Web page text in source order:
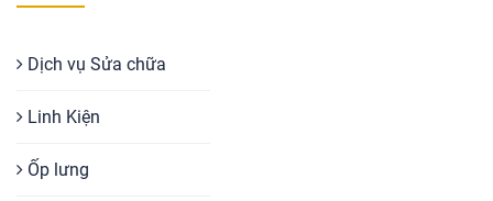
Dịch vụ Sửa chữa
Linh Kiện
Ốp lưng